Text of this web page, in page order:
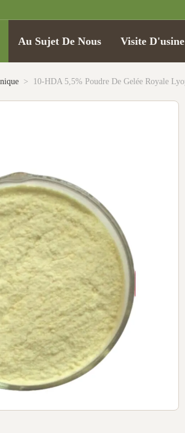
Au Sujet De Nous Visite D'usine
> 10-HDA 5,5% Poudre De Gelée Royale